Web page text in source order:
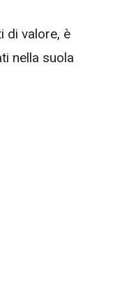
di valore, è
nella suola